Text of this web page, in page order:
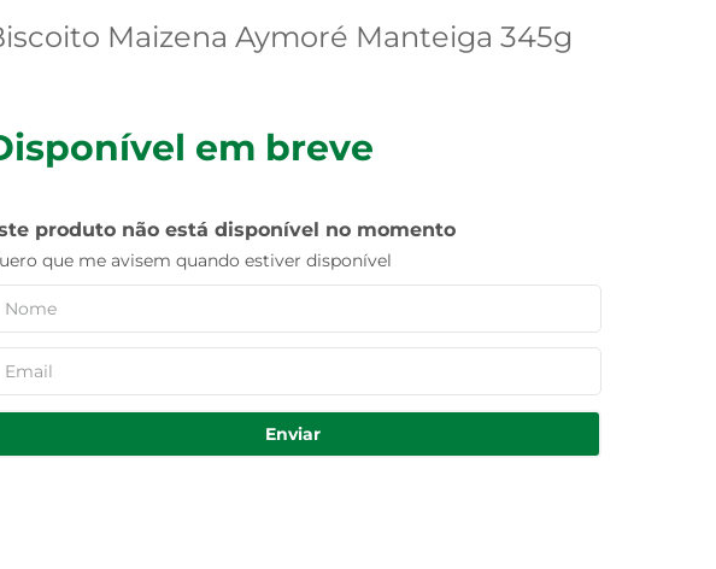
Maizena Aymoré Manteiga 345g
em breve
produto não está disponível no momento
que me avisem quando estiver disponível
Enviar